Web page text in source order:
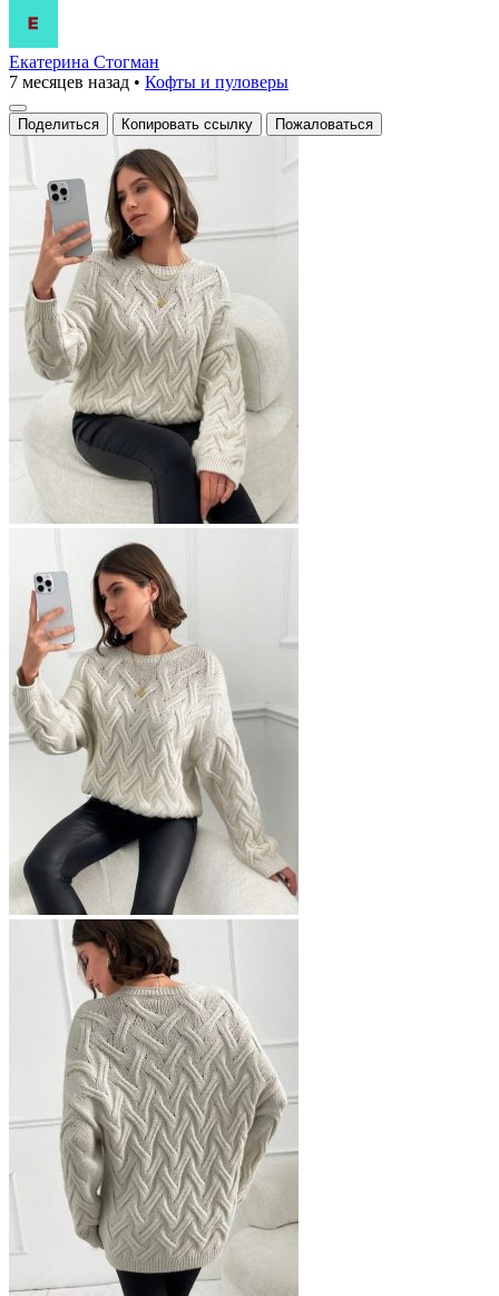
Екатерина Стогман
7 месяцев назад • Кофты и пуловеры
Поделиться Копировать ссылку Пожаловаться